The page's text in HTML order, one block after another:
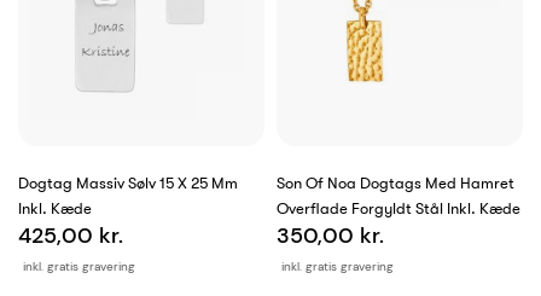
Dogtag Massiv Sølv 15 X 25 Mm
Inkl. Kæde
inkl. gratis gravering
425,00 kr.
Son Of Noa Dogtags Med Hamret
Overflade Forgyldt Stål Inkl. Kæde
inkl. gratis gravering
350,00 kr.